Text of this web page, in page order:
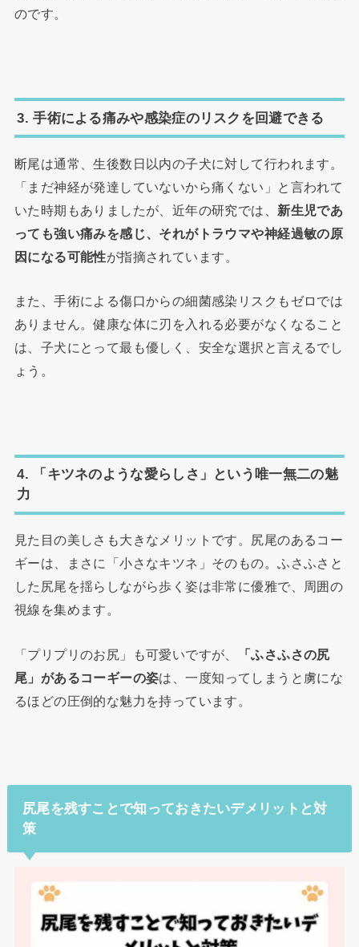
のです。
3. 手術による痛みや感染症のリスクを回避できる
断尾は通常、生後数日以内の子犬に対して行われます。
「まだ神経が発達していないから痛くない」と言われて
いた時期もありましたが、近年の研究では、 新生児であ
っても強い痛みを感じ、それがトラウマや神経過敏の原
因になる可能性が指摘されています。
また、手術による傷口からの細菌感染リスクもゼロでは
ありません。健康な体に刃を入れる必要がなくなること
は、子犬にとって最も優しく、安全な選択と言えるでし
ょう。
4. 「キツネのような愛らしさ」という唯一無二の魅
力
見た目の美しさも大きなメリットです。尻尾のあるコー
ギーは、まさに「小さなキツネ」そのもの。ふさふさと
した尻尾を揺らしながら歩く姿は非常に優雅で、周囲の
視線を集めます。
「プリプリのお尻」も可愛いですが、
「ふさふさの尻
尾」があるコーギーの姿は、一度知ってしまうと虜にな
るほどの圧倒的な魅力を持っています。
尻尾を残すことで知っておきたいデメリットと対
策